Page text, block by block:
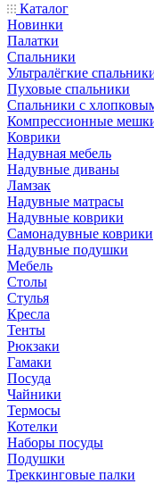
Каталог
Новинки
Палатки
Спальники
Ультралёгкие
Пуховые спальники
Спальники с
Компрессионные
Коврики
Надувная мебель
Надувные диваны
Ламзак
Надувные матрасы
Надувные коврики
Самонадувные коврики
Надувные подушки
Мебель
Столы
Стулья
Кресла
Тенты
Рюкзаки
Гамаки
Посуда
Чайники
Термосы
Котелки
Наборы посуды
Подушки
Треккинговые палки